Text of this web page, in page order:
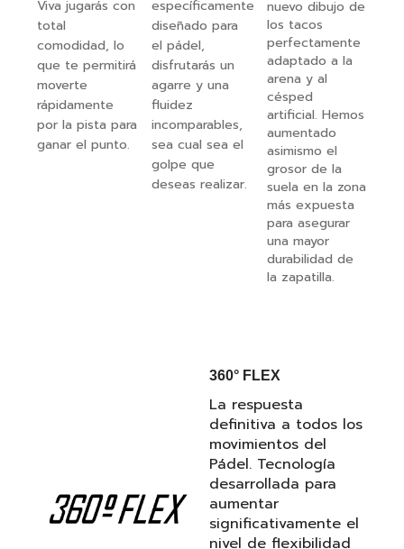
Viva jugarás con
total
comodidad, lo
que te permitirá
moverte
rápidamente
por la pista para
ganar el punto.
específicamente
diseñado para
el pádel,
disfrutarás un
agarre y una
fluidez
incomparables,
sea cual sea el
golpe que
deseas realizar.
nuevo dibujo de
los tacos
perfectamente
adaptado a la
arena y al
césped
artificial. Hemos
aumentado
asimismo el
grosor de la
suela en la zona
más expuesta
para asegurar
una mayor
durabilidad de
la zapatilla.
360° FLEX
La respuesta
definitiva a todos los
movimientos del
Pádel. Tecnología
desarrollada para
aumentar
significativamente el
nivel de flexibilidad